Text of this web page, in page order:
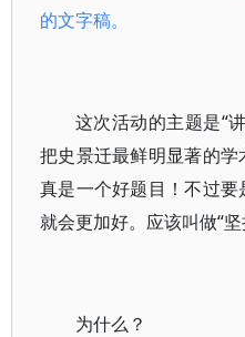
的文字稿。
这次活动的主题是“
把史景迁最鲜明显著的学
真是一个好题目！不过
就会更加好。应该叫做“坚
为什么？